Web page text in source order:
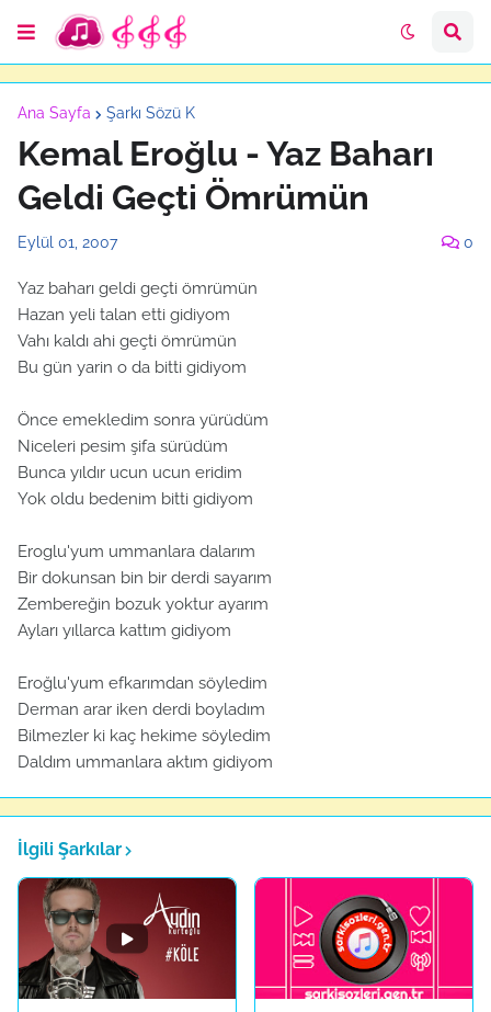
Ana Sayfa Şarkı Sözü K
Kemal Eroğlu - Yaz Baharı
Geldi Geçti Ömrümün
Eylül 01, 2007 0
Yaz baharı geldi geçti ömrümün
Hazan yeli talan etti gidiyom
Vahı kaldı ahi geçti ömrümün
Bu gün yarin o da bitti gidiyom
Önce emekledim sonra yürüdüm
Niceleri pesim şifa sürüdüm
Bunca yıldır ucun ucun eridim
Yok oldu bedenim bitti gidiyom
Eroglu'yum ummanlara dalarım
Bir dokunsan bin bir derdi sayarım
Zembereğin bozuk yoktur ayarım
Ayları yıllarca kattım gidiyom
Eroğlu'yum efkarımdan söyledim
Derman arar iken derdi boyladım
Bilmezler ki kaç hekime söyledim
Daldım ummanlara aktım gidiyom
İlgili Şarkılar